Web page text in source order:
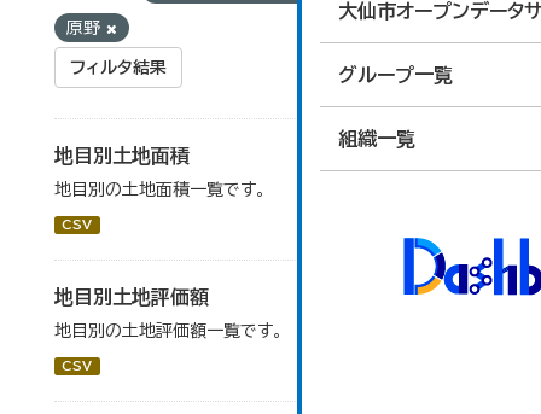
大仙市オープンデータ
グループ一覧
組織一覧
原野
フィルタ結果
地目別土地面積
地目別の土地面積一覧です。
CSV
地目別土地評価額
地目別の土地評価額一覧です。
CSV